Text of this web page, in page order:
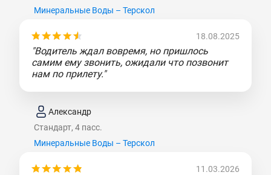
Минеральные Воды – Терскол
18.08.2025
"Водитель ждал вовремя, но пришлось
самим ему звонить, ожидали что позвонит
нам по прилету."
Александр
Стандарт, 4 пасс.
Минеральные Воды – Терскол
11.03.2026